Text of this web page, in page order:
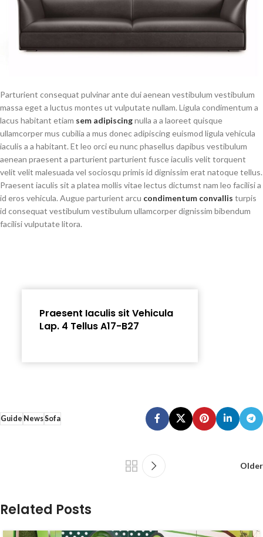
Parturient consequat pulvinar ante dui aenean vestibulum vestibulum
massa eget a luctus montes ut vulputate nullam. Ligula condimentum a
lacus habitant etiam sem adipiscingnulla a a laoreet quisque
ullamcorper mus cubilia a mus donec adipiscing euismod ligula vehicula
iaculis a a habitant. Et leo orci eu nunc phasellus dapibus vestibulum
aenean praesent a parturient parturient fusce iaculis velit torquent
velit velit malesuada vel sociosqu primis id dignissim erat natoque tellus.
Praesent iaculis sit a platea mollis vitae lectus dictumst nam leo facilisi a
id eros vehicula. Augue parturient arcu condimentum convallis turpis
id consequat vestibulum vestibulum ullamcorper dignissim bibendum
facilisi vulputate litora.
Praesent Iaculis sit Vehicula
Lap. 4 Tellus A17-B27
Guide NewsSofa
Older
Related Posts